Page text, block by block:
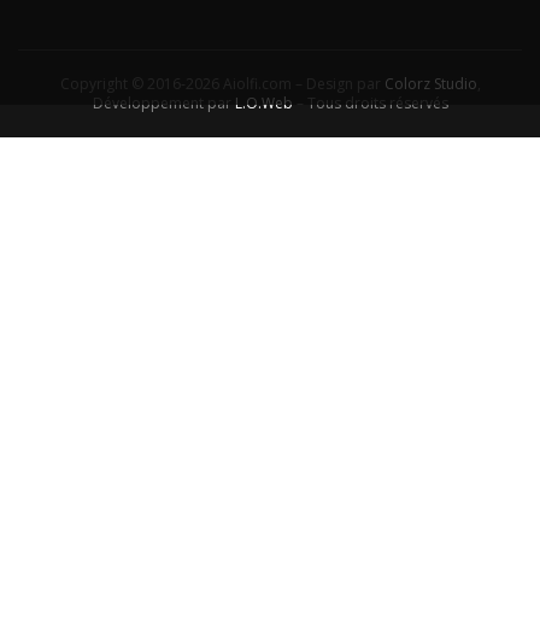
Colorz Studio
Développement par L.O.Web – Tous droits réservés